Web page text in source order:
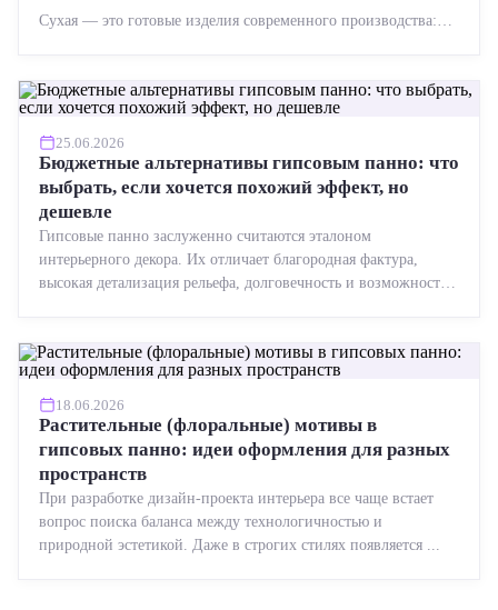
Сухая — это готовые изделия современного производства:
25.06.2026
Бюджетные альтернативы гипсовым панно: что
выбрать, если хочется похожий эффект, но
дешевле
Гипсовые панно заслуженно считаются эталоном
интерьерного декора. Их отличает благородная фактура,
высокая детализация рельефа, долговечность и возможность
18.06.2026
Растительные (флоральные) мотивы в
гипсовых панно: идеи оформления для разных
пространств
При разработке дизайн-проекта интерьера все чаще встает
вопрос поиска баланса между технологичностью и
природной эстетикой. Даже в строгих стилях появляется ...